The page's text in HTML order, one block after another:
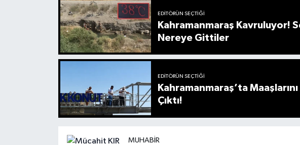
EDITÖRÜN SEÇTIĞI
Kahramanmaraş Kavruluyor!
Nereye Gittiler
EDITÖRÜN SEÇTIĞI
Kahramanmaraş’ta
Çıktı!
MUHABIR